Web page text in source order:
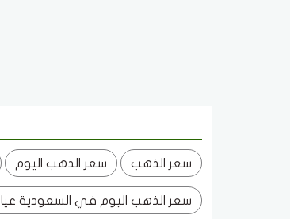
سعر الذهب سعر الذهب اليوم
سعر الذهب اليوم في السعودية عيار